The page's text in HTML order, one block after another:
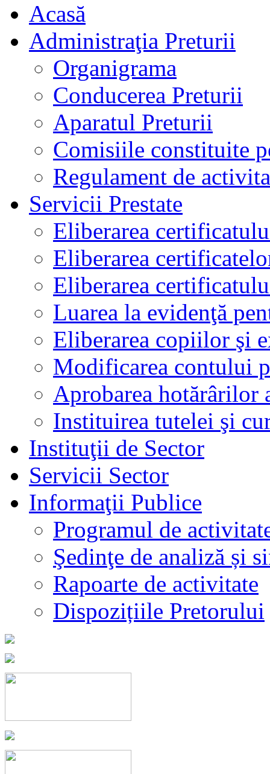
Acasă
Administraţia Preturii
Organigrama
Conducerea Preturii
Aparatul Preturii
Comisiile constituite
Regulament de
Servicii Prestate
Eliberarea
Eliberarea
Eliberarea
Luarea la evidenţă
Eliberarea copiilor şi
Modificarea contului
Aprobarea hotărârilor
Instituirea tutelei şi
Instituţii de Sector
Servicii Sector
Informaţii Publice
Programul de
Şedinţe de analiză și
Rapoarte de activitate
Dispozițiile Pretorului